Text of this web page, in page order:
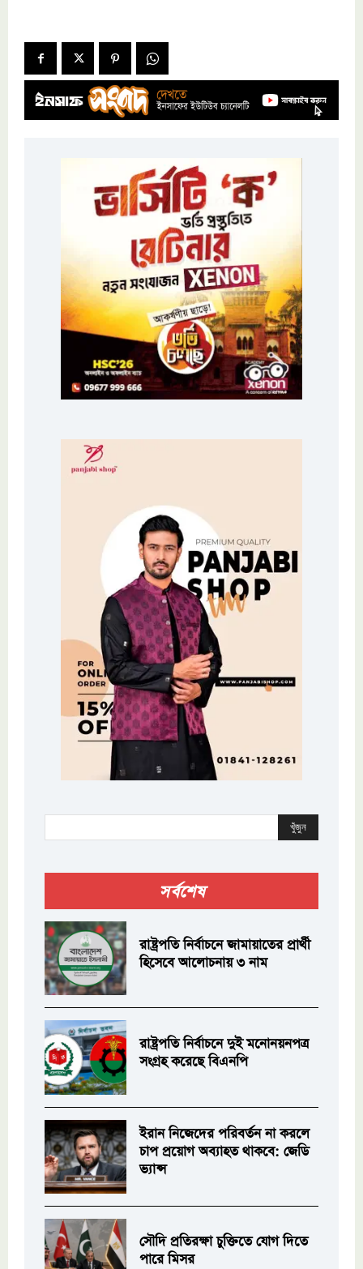
খুঁজুন
সর্বশেষ
রাষ্ট্রপতি নির্বাচনে জামায়াতের প্রার্থী
হিসেবে আলোচনায় ৩ নাম
রাষ্ট্রপতি নির্বাচনে দুই মনোনয়নপত্র
সংগ্রহ করেছে বিএনপি
ইরান নিজেদের পরিবর্তন না করলে
চাপ প্রয়োগ অব্যাহত থাকবে: জেডি
ভ্যান্স
সৌদি প্রতিরক্ষা চুক্তিতে যোগ দিতে
পারে মিসর